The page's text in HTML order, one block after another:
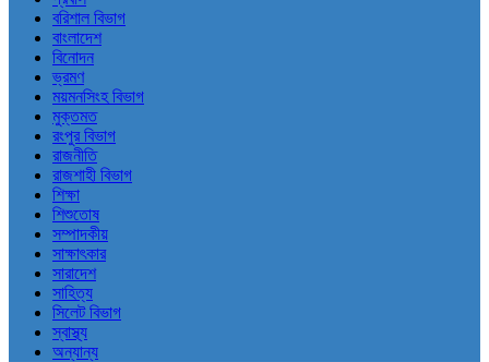
বরিশাল বিভাগ
বাংলাদেশ
বিনোদন
ভ্রমণ
ময়মনসিংহ বিভাগ
মুক্তমত
রংপুর বিভাগ
রাজনীতি
রাজশাহী বিভাগ
শিক্ষা
শিশুতোষ
সম্পাদকীয়
সাক্ষাৎকার
সারাদেশ
সাহিত্য
সিলেট বিভাগ
স্বাস্থ্য
অন্যান্য